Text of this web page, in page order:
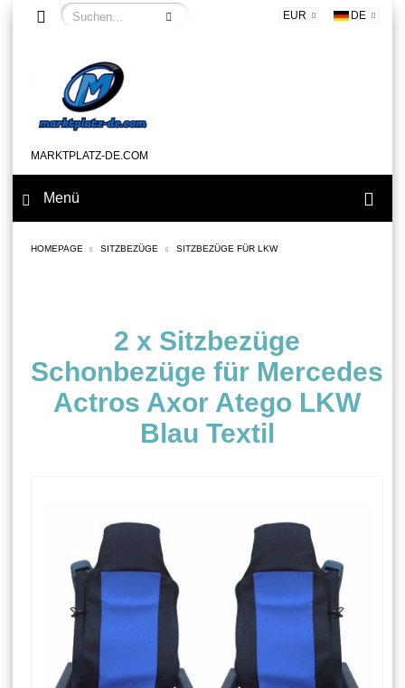
EUR DE
MARKTPLATZ-DE.COM
Menü
HOMEPAGE SITZBEZÜGE SITZBEZÜGE FÜR LKW
2 x Sitzbezüge
Schonbezüge für Mercedes
Actros Axor Atego LKW
Blau Textil